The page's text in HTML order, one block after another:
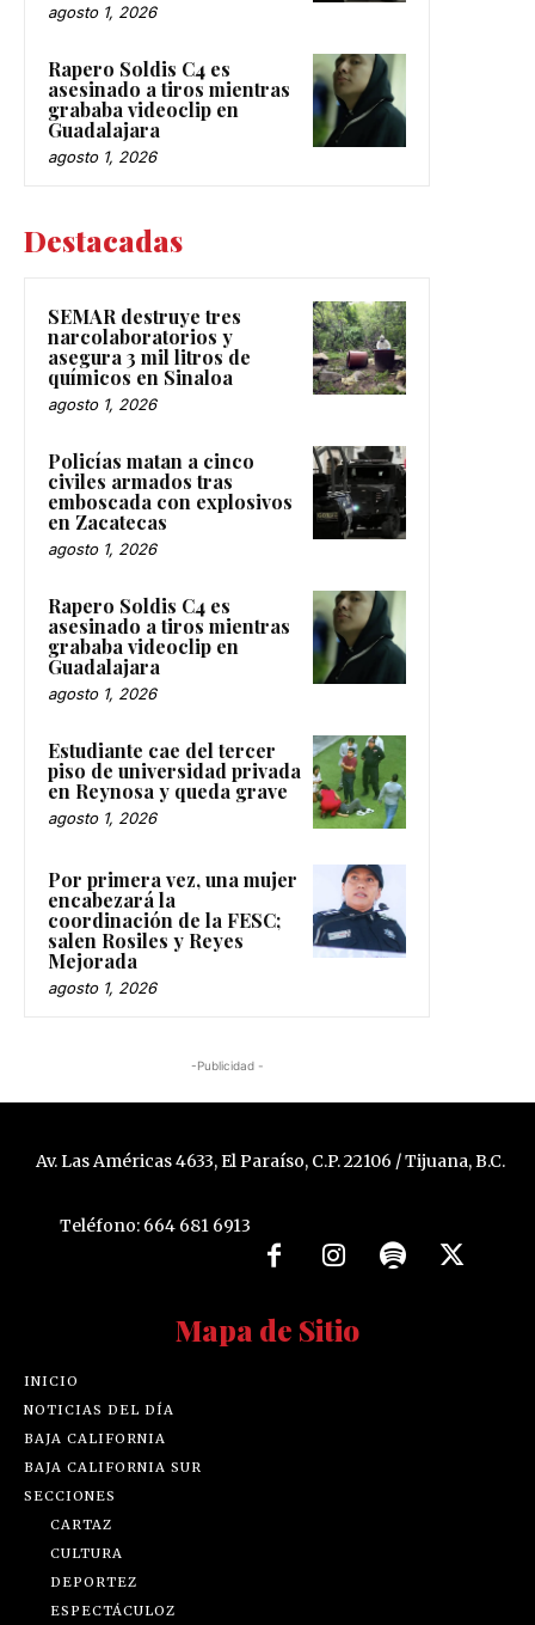
agosto 1, 2026
Rapero Soldis C4 es
asesinado a tiros mientras
grababa videoclip en
Guadalajara
agosto 1, 2026
Destacadas
SEMAR destruye tres
narcolaboratorios y
asegura 3 mil litros de
químicos en Sinaloa
agosto 1, 2026
Policías matan a cinco
civiles armados tras
emboscada con explosivos
en Zacatecas
agosto 1, 2026
Rapero Soldis C4 es
asesinado a tiros mientras
grababa videoclip en
Guadalajara
agosto 1, 2026
Estudiante cae del tercer
piso de universidad privada
en Reynosa y queda grave
agosto 1, 2026
Por primera vez, una mujer
encabezará la
coordinación de la FESC;
salen Rosiles y Reyes
Mejorada
agosto 1, 2026
-Publicidad -
Av. Las Américas 4633, El Paraíso, C.P. 22106 / Tijuana, B.C.
Teléfono: 664 681 6913
Mapa de Sitio
INICIO
NOTICIAS DEL DÍA
BAJA CALIFORNIA
BAJA CALIFORNIA SUR
SECCIONES
CARTAZ
CULTURA
DEPORTEZ
ESPECTÁCULOZ